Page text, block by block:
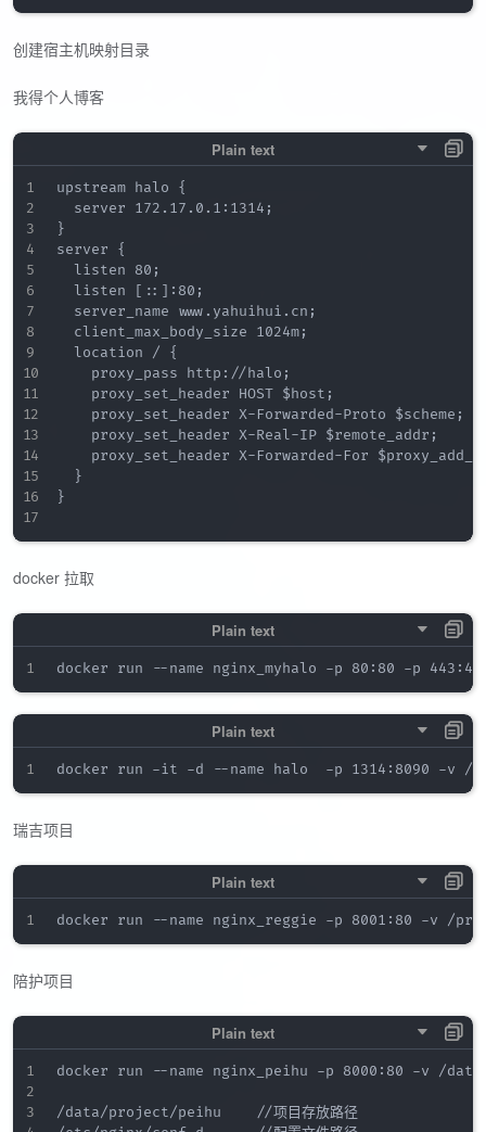
创建宿主机映射目录
我得个人博客
upstream halo {
  server 172.17.0.1:1314;
}
server {
  listen 80;
  listen [::]:80;
  server_name www.yahuihui.cn;
  client_max_body_size 1024m;
  location / {
    proxy_pass http://halo;
    proxy_set_header HOST $host;
    proxy_set_header X-Forwarded-Proto $scheme;
    proxy_set_header X-Real-IP $remote_addr;
proxy_set_header X-Forwarded-For
  }
}
docker 拉取
瑞吉项目
陪护项目
docker run --name nginx_peihu -p 8000:80 -v /
/data/project/peihu    //项目存放路径